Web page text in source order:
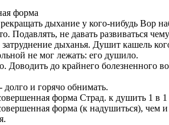
консультация, оформление
> оформление визы > отправка >
вакансии > прибытие на
за рубежом № 20118251359
ОФОРМЛЕНИЕ ИЗ ЛЮБОГО
предложения по отправке в другие
с опытом работы: рабочий,
ПРЕДСТАВИТЕЛЯ
продукты, в том числе карты.
и консультировать клиентов,
могут подключать доп. услуги
телефон), за что получают
форма
дыхание у кого-нибудь Вор
Подавлять, не давать развиваться
дыханья. Душит кашель
не мог лежать: его душило.
Доводить до крайнего
и горячо обнимать.
форма Страд. к душить 1 в 1
форма (к надушиться), чем и